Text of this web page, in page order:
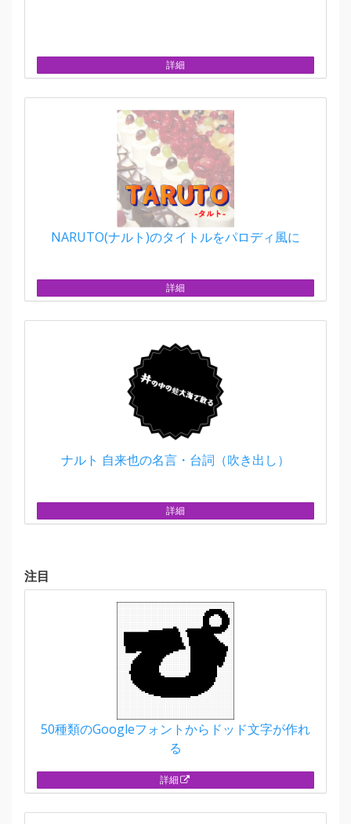
詳細
NARUTO(ナルト)のタイトルをパロディ風に
詳細
ナルト 自来也の名言・台詞（吹き出し）
詳細
注目
50種類のGoogleフォントからドッド文字が作れ
る
詳細